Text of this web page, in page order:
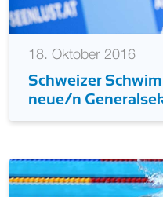
18. Oktober 2016
Schweizer
neue/n